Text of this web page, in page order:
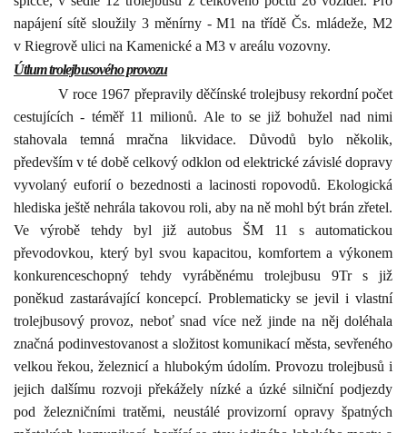
napájení sítě sloužily 3 měnírny - M1 na třídě Čs. mládeže, M2
v Riegrově ulici na Kamenické a M3 v areálu vozovny.
Útlum trolejbusového provozu
V roce 1967 přepravily děčínské trolejbusy rekordní počet
cestujících - téměř 11 milionů. Ale to se již bohužel nad nimi
stahovala temná mračna likvidace. Důvodů bylo několik,
především v té době celkový odklon od elektrické závislé dopravy
vyvolaný euforií o bezednosti a lacinosti ropovodů. Ekologická
hlediska ještě nehrála takovou roli, aby na ně mohl být brán zřetel.
Ve výrobě tehdy byl již autobus ŠM 11 s automatickou
převodovkou, který byl svou kapacitou, komfortem a výkonem
konkurenceschopný tehdy vyráběnému trolejbusu 9Tr s již
poněkud zastarávající koncepcí. Problematicky se jevil i vlastní
trolejbusový provoz, neboť snad více než jinde na něj doléhala
značná podinvestovanost a složitost komunikací města, sevřeného
velkou řekou, železnicí a hlubokým údolím. Provozu trolejbusů i
jejich dalšímu rozvoji překážely nízké a úzké silniční podjezdy
pod železničními tratěmi, neustálé provizorní opravy špatných